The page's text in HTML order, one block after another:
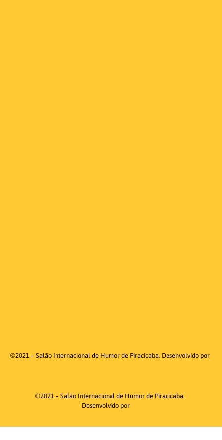
©2021 – Salão Internacional de Humor de Piracicaba. Desenvolvido por
©2021 – Salão Internacional de Humor de Piracicaba.
Desenvolvido por